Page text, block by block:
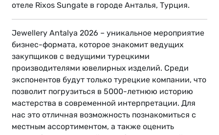
отеле Rixos Sungate в городе Анталья, Турция.
Jewellery Antalya 2026 – уникальное мероприятие
бизнес-формата, которое знакомит ведущих
закупщиков с ведущими турецкими
производителями ювелирных изделий. Среди
экспонентов будут только турецкие компании, что
позволит погрузиться в 5000-летнюю историю
мастерства в современной интерпретации. Для
нас это отличная возможность познакомиться с
местным ассортиментом, а также оценить